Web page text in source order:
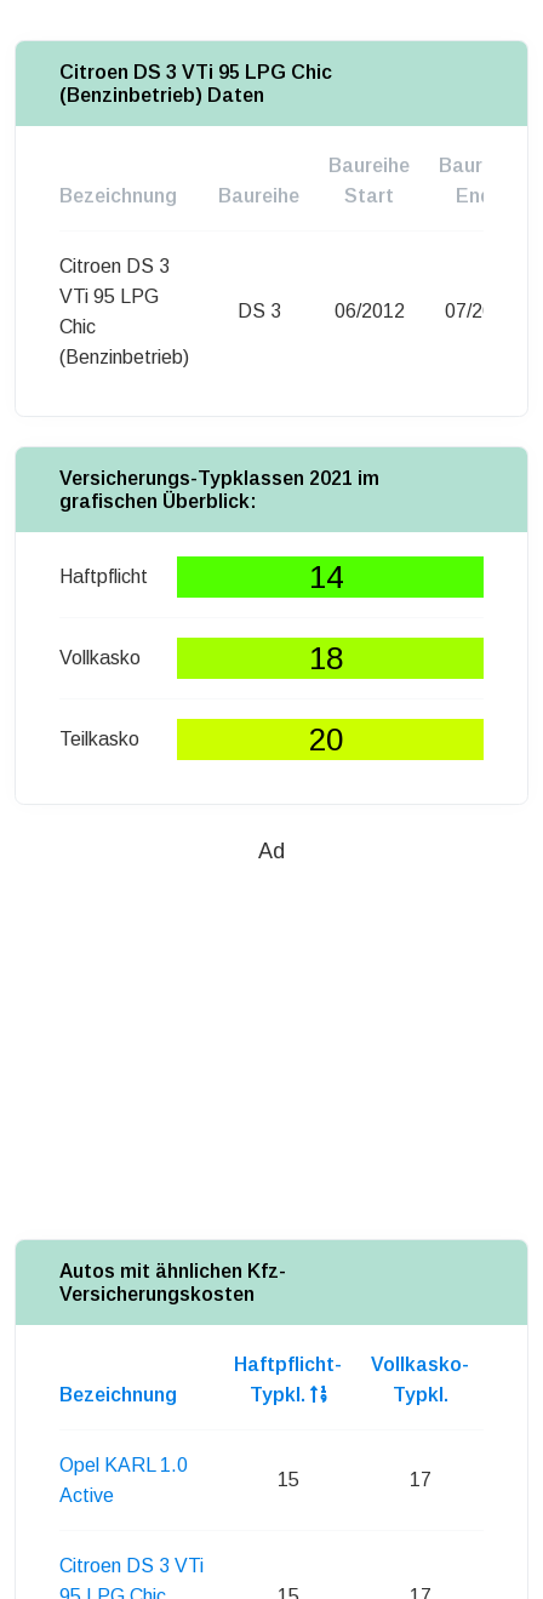
Citroen DS 3 VTi 95 LPG Chic
(Benzinbetrieb) Daten
Bezeichnung Baureihe
Baureihe
Start
Baureihe
Ende
Citroen DS 3
VTi 95 LPG
Chic
(Benzinbetrieb)
DS 3 06/2012 07/2013
Versicherungs-Typklassen 2021 im
grafischen Überblick:
Haftpflicht 14
Vollkasko 18
Teilkasko 20
Ad
Autos mit ähnlichen Kfz-
Versicherungskosten
Bezeichnung
Haftpflicht-
Typkl.
Vollkasko-
Typkl.
Opel KARL 1.0
Active
15 17
Citroen DS 3 VTi